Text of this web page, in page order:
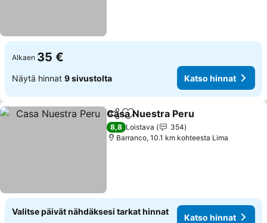
Alkaen 35 €
Näytä hinnat 9 sivustolta Katso hinnat
Jaa Lisää suosikkeihin
Casa Nuestra Peru
8,8 Loistava
354
Barranco, 10.1 km kohteesta Lima
Valitse päivät nähdäksesi tarkat hinnat
Katso hinnat